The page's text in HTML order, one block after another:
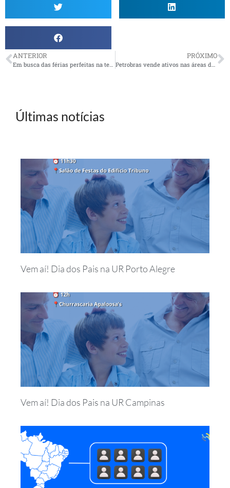
ANTERIOR PRÓXIMO
Últimas notícias
Vem aí! Dia dos Pais na UR Porto Alegre
Vem aí! Dia dos Pais na UR Campinas